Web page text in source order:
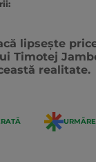
lipsește
Timotej
realitate.